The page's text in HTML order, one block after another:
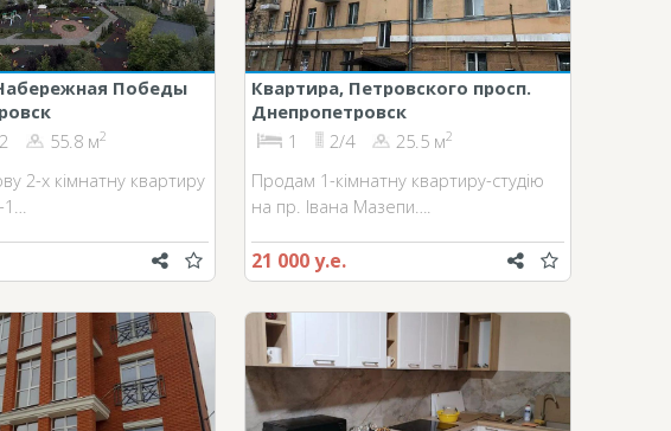
Победы
55.8 м2
2-х кімнатну квартиру
Квартира, Петровского просп.
Днепропетровск
1
2/4 25.5 м2
Продам 1-кімнатну квартиру-студію
на пр. Івана Мазепи….
21 000 у.е.